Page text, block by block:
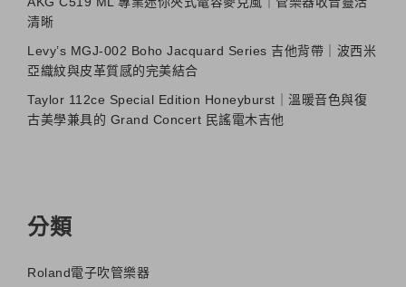
清晰
Levy’s MGJ-002 Boho Jacquard Series 吉他背帶｜波西米
亞織紋與皮革質感的完美結合
Taylor 112ce Special Edition Honeyburst｜溫暖音色與復
古美學兼具的 Grand Concert 民謠電木吉他
分類
Roland電子吹管樂器